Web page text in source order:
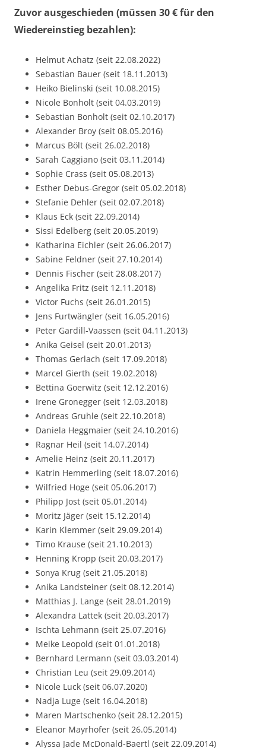
Zuvor ausgeschieden (müssen 30 € für den
Wiedereinstieg bezahlen):
Helmut Achatz (seit 22.08.2022)
Sebastian Bauer (seit 18.11.2013)
Heiko Bielinski (seit 10.08.2015)
Nicole Bonholt (seit 04.03.2019)
Sebastian Bonholt (seit 02.10.2017)
Alexander Broy (seit 08.05.2016)
Marcus Bölt (seit 26.02.2018)
Sarah Caggiano (seit 03.11.2014)
Sophie Crass (seit 05.08.2013)
Esther Debus-Gregor (seit 05.02.2018)
Stefanie Dehler (seit 02.07.2018)
Klaus Eck (seit 22.09.2014)
Sissi Edelberg (seit 20.05.2019)
Katharina Eichler (seit 26.06.2017)
Sabine Feldner (seit 27.10.2014)
Dennis Fischer (seit 28.08.2017)
Angelika Fritz (seit 12.11.2018)
Victor Fuchs (seit 26.01.2015)
Jens Furtwängler (seit 16.05.2016)
Peter Gardill-Vaassen (seit 04.11.2013)
Anika Geisel (seit 20.01.2013)
Thomas Gerlach (seit 17.09.2018)
Marcel Gierth (seit 19.02.2018)
Bettina Goerwitz (seit 12.12.2016)
Irene Gronegger (seit 12.03.2018)
Andreas Gruhle (seit 22.10.2018)
Daniela Heggmaier (seit 24.10.2016)
Ragnar Heil (seit 14.07.2014)
Amelie Heinz (seit 20.11.2017)
Katrin Hemmerling (seit 18.07.2016)
Wilfried Hoge (seit 05.06.2017)
Philipp Jost (seit 05.01.2014)
Moritz Jäger (seit 15.12.2014)
Karin Klemmer (seit 29.09.2014)
Timo Krause (seit 21.10.2013)
Henning Kropp (seit 20.03.2017)
Sonya Krug (seit 21.05.2018)
Anika Landsteiner (seit 08.12.2014)
Matthias J. Lange (seit 28.01.2019)
Alexandra Lattek (seit 20.03.2017)
Ischta Lehmann (seit 25.07.2016)
Meike Leopold (seit 01.01.2018)
Bernhard Lermann (seit 03.03.2014)
Christian Leu (seit 29.09.2014)
Nicole Luck (seit 06.07.2020)
Nadja Luge (seit 16.04.2018)
Maren Martschenko (seit 28.12.2015)
Eleanor Mayrhofer (seit 26.05.2014)
Alyssa Jade McDonald-Baertl (seit 22.09.2014)